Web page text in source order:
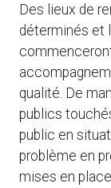
Des lieux de
déterminés et
qualité. De
publics
public en
problème en
mises en